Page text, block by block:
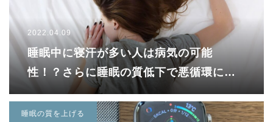
2022.04.09
睡眠中に寝汗が多い人は病気の可能
性！？さらに睡眠の質低下で悪循環に…
考えられる原因を知って寝汗対策をしよ
う！
睡眠の質を上げる